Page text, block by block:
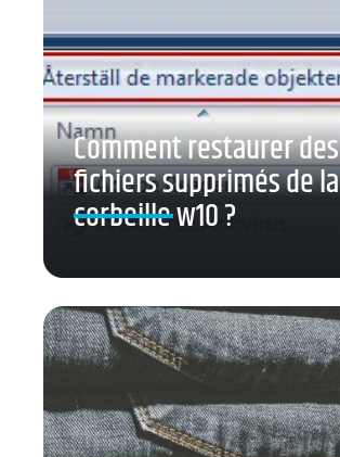
Comment restaurer des
fichiers supprimés de la
corbeille w10 ?